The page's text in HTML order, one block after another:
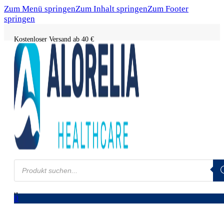
Zum Menü springenZum Inhalt springenZum Footer
springen
Kostenloser Versand ab 40 €
Products
search
0